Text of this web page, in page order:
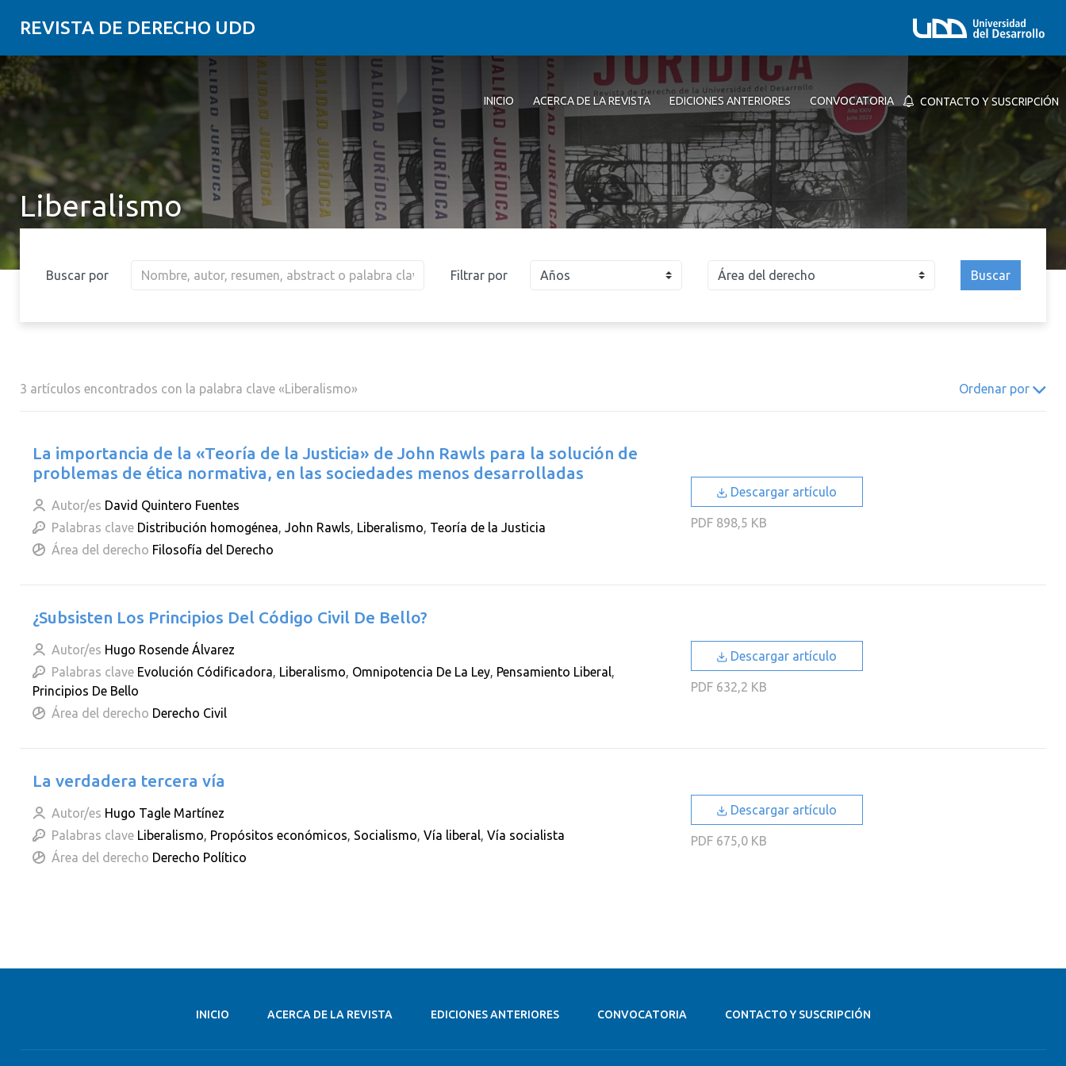
REVISTA DE DERECHO UDD
INICIO ACERCA DE LA REVISTA EDICIONES ANTERIORES CONVOCATORIA CONTACTO Y SUSCRIPCIÓN
Liberalismo
Buscar por Filtrar por Años
2006 2005 2004 2003
2002 2001
Buscar
3 artículos encontrados con la palabra clave «Liberalismo» Ordenar por
La importancia de la «Teoría de la Justicia» de John Rawls para la solución de
problemas de ética normativa, en las sociedades menos desarrolladas
Autor/es David Quintero Fuentes
Palabras clave Distribución homogénea, John Rawls, Liberalismo, Teoría de la Justicia
Área del derecho Filosofía del Derecho
Descargar artículo
PDF898,5 KB
¿Subsisten Los Principios Del Código Civil De Bello?
Autor/es Hugo Rosende Álvarez
Palabras clave Evolución Códificadora, Liberalismo, Omnipotencia De La Ley, Pensamiento Liberal,
Principios De Bello
Área del derecho Derecho Civil
Descargar artículo
PDF632,2 KB
La verdadera tercera vía
Autor/es Hugo Tagle Martínez
Palabras clave Liberalismo, Propósitos económicos, Socialismo, Vía liberal, Vía socialista
Área del derecho Derecho Político
Descargar artículo
PDF675,0 KB
INICIO ACERCA DE LA REVISTA EDICIONES ANTERIORES CONVOCATORIA CONTACTO Y SUSCRIPCIÓN